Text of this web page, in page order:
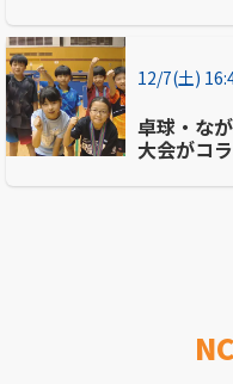
12/7(土)
卓球・な
大会がコ